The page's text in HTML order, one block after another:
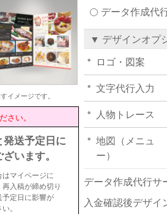
イメージです。
さい。
発送予定日に
います。
はマイページに
入稿が締め切り
予定日に影響が
。
データ作成代
▼ デザインオプ
ロゴ・図案
文字代行入力
人物トレース
地図（メニュ
ー）
データ作成代行サ
入金確認後デザイ